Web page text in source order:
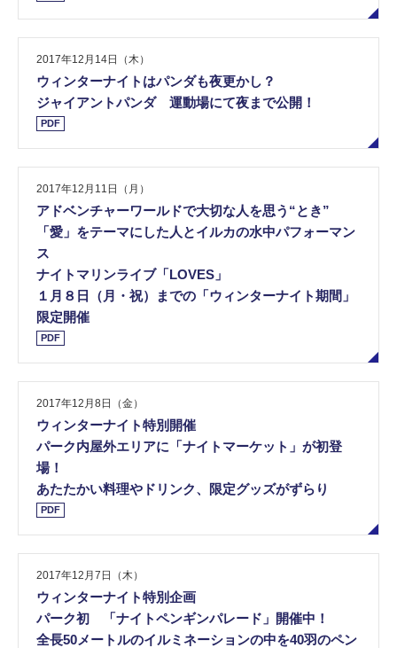
2017年12月14日（木）
ウィンターナイトはパンダも夜更かし？
ジャイアントパンダ 運動場にて夜まで公開！
PDF
2017年12月11日（月）
アドベンチャーワールドで大切な人を思う“とき”
「愛」をテーマにした人とイルカの水中パフォーマン
ス
ナイトマリンライブ「LOVES」
１月８日（月・祝）までの「ウィンターナイト期間」
限定開催
PDF
2017年12月8日（金）
ウィンターナイト特別開催
パーク内屋外エリアに「ナイトマーケット」が初登
場！
あたたかい料理やドリンク、限定グッズがずらり
PDF
2017年12月7日（木）
ウィンターナイト特別企画
パーク初 「ナイトペンギンパレード」開催中！
全長50メートルのイルミネーションの中を40羽のペン